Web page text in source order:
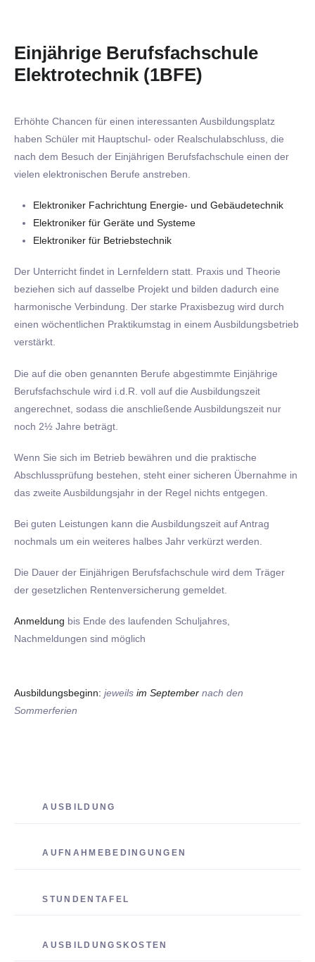
Einjährige Berufsfachschule
Elektrotechnik (1BFE)
Erhöhte Chancen für einen interessanten Ausbildungsplatz
haben Schüler mit Hauptschul- oder Realschulabschluss, die
nach dem Besuch der Einjährigen Berufsfachschule einen der
vielen elektronischen Berufe anstreben.
Elektroniker Fachrichtung Energie- und Gebäudetechnik
Elektroniker für Geräte und Systeme
Elektroniker für Betriebstechnik
Der Unterricht findet in Lernfeldern statt. Praxis und Theorie
beziehen sich auf dasselbe Projekt und bilden dadurch eine
harmonische Verbindung. Der starke Praxisbezug wird durch
einen wöchentlichen Praktikumstag in einem Ausbildungsbetrieb
verstärkt.
Die auf die oben genannten Berufe abgestimmte Einjährige
Berufsfachschule wird i.d.R. voll auf die Ausbildungszeit
angerechnet, sodass die anschließende Ausbildungszeit nur
noch 2½ Jahre beträgt.
Wenn Sie sich im Betrieb bewähren und die praktische
Abschlussprüfung bestehen, steht einer sicheren Übernahme in
das zweite Ausbildungsjahr in der Regel nichts entgegen.
Bei guten Leistungen kann die Ausbildungszeit auf Antrag
nochmals um ein weiteres halbes Jahr verkürzt werden.
Die Dauer der Einjährigen Berufsfachschule wird dem Träger
der gesetzlichen Rentenversicherung gemeldet.
Anmeldung bis Ende des laufenden Schuljahres,
Nachmeldungen sind möglich
Ausbildungsbeginn: jeweils im September nach den
Sommerferien
AUSBILDUNG
AUFNAHMEBEDINGUNGEN
STUNDENTAFEL
AUSBILDUNGSKOSTEN